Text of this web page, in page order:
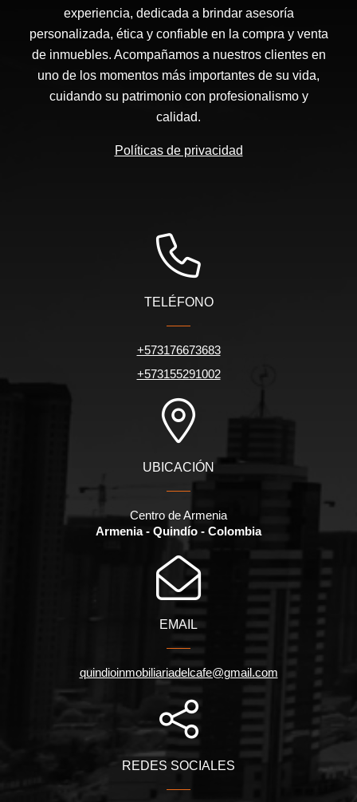
experiencia, dedicada a brindar asesoría
personalizada, ética y confiable en la compra y venta
de inmuebles. Acompañamos a nuestros clientes en
uno de los momentos más importantes de su vida,
cuidando su patrimonio con profesionalismo y
calidad.
Políticas de privacidad
TELÉFONO
+573176673683
+573155291002
UBICACIÓN
Centro de Armenia
Armenia - Quindío - Colombia
EMAIL
quindioinmobiliariadelcafe@gmail.com
REDES SOCIALES